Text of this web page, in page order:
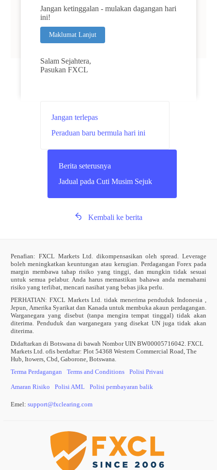
Jangan ketinggalan - mulakan dagangan hari
ini!
Maklumat Lanjut
Salam Sejahtera,
Pasukan FXCL
Jangan terlepas
Peraduan baru bermula hari ini
Berita seterusnya
Jadual pada Cuti Musim Sejuk
Kembali ke berita
Penafian: FXCL Markets Ltd. dikompensasikan oleh spread. Leverage
boleh meningkatkan keuntungan atau kerugian. Perdagangan Forex pada
margin membawa tahap risiko yang tinggi, dan mungkin tidak sesuai
untuk semua pelabur. Anda harus memastikan bahawa anda memahami
risiko yang terlibat, mencari nasihat yang bebas jika perlu.
PERHATIAN: FXCL Markets Ltd. tidak menerima penduduk Indonesia ,
Jepun, Amerika Syarikat dan Kanada untuk membuka akaun perdagangan.
Warganegara yang disebut (tanpa mengira tempat tinggal) tidak akan
diterima. Penduduk dan warganegara yang disekat UN juga tidak akan
diterima.
Didaftarkan di Botswana di bawah Nombor UIN BW00005716042. FXCL
Markets Ltd. ofis berdaftar: Plot 54368 Western Commercial Road, The
Hub, Itowers, Cbd, Gaborone, Botswana.
Terma Perdagangan
Terms and Conditions Polisi Privasi
Amaran Risiko Polisi AML Polisi pembayaran balik
Emel:support@fxclearing.com